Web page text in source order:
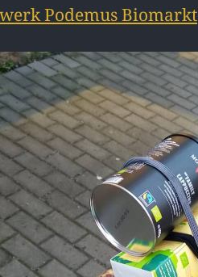
Podemus Biomarkt